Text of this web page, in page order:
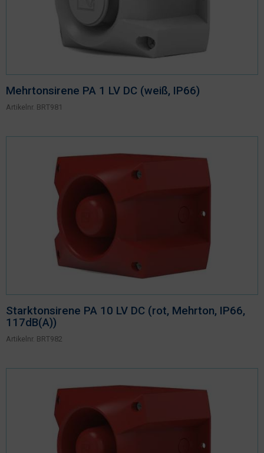
Mehrtonsirene PA 1 LV DC (weiß, IP66)
Artikelnr. BRT981
Starktonsirene PA 10 LV DC (rot, Mehrton, IP66,
117dB(A))
Artikelnr. BRT982